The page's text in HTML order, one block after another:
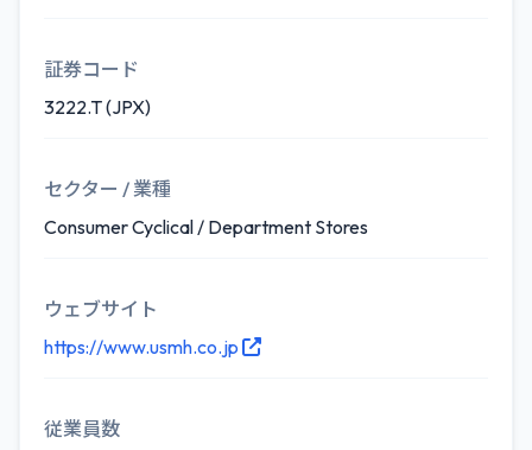
証券コード
3222.T (JPX)
セクター / 業種
Consumer Cyclical / Department Stores
ウェブサイト
https://www.usmh.co.jp
従業員数